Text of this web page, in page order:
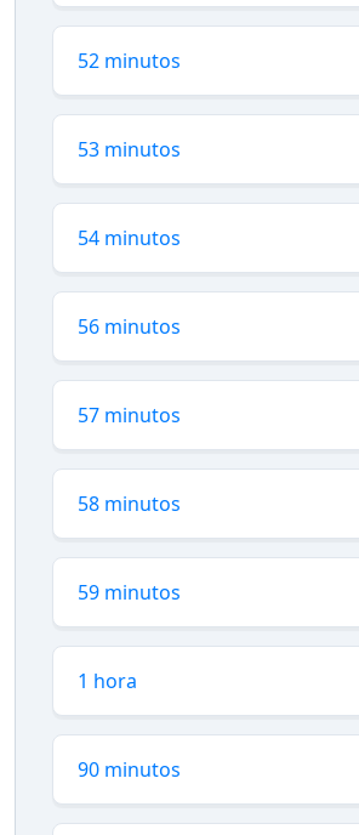
52 minutos
53 minutos
54 minutos
56 minutos
57 minutos
58 minutos
59 minutos
1 hora
90 minutos